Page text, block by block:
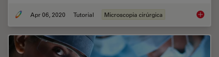
Apr 06, 2020 Tutorial Microscopia cirúrgica How to